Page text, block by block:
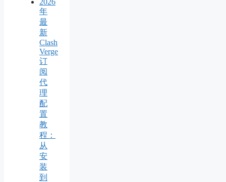
年
最
新
Clash
Verge
订
阅
代
理
配
置
教
程：
从
安
装
到